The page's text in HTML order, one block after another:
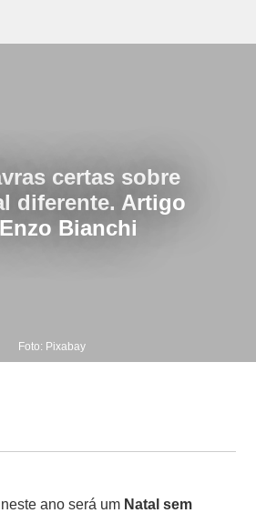
certas sobre
diferente. Artigo
Bianchi
Foto: Pixabay
ano será um Natal sem